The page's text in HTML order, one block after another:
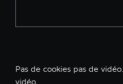
Pas de cookies pas de
vidéo…